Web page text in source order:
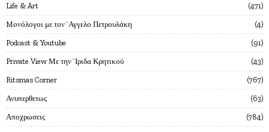
Life & Art 471
Mονόλογοι με τον`Αγγελο Πετρουλάκη 4
Podcast & Youtube 91
Private View Με την`Ιριδα Κρητικού 43
Ritsmas Corner 767
Ανυπερθετως 63
Αποχρωσεις 784